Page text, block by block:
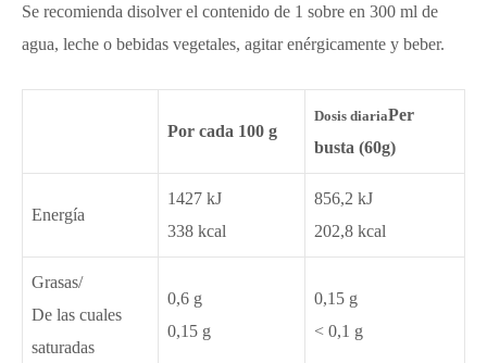
Se recomienda disolver el contenido de 1 sobre en 300 ml de
agua, leche o bebidas vegetales, agitar enérgicamente y beber.
Por cada 100 g
Dosis diariaPer
busta (60g)
Energía
1427 kJ
338 kcal
856,2 kJ
202,8 kcal
Grasas/
De las cuales
saturadas
0,6 g
0,15 g
0,15 g
< 0,1 g